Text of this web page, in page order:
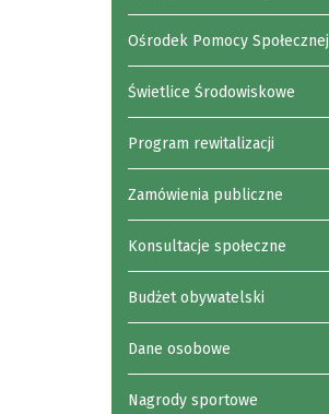
Ośrodek Pomocy Społecznej
Świetlice Środowiskowe
Program rewitalizacji
Zamówienia publiczne
Konsultacje społeczne
Budżet obywatelski
Dane osobowe
Nagrody sportowe